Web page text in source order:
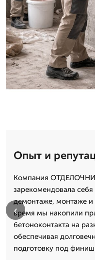
Опыт и
Компания
зарекомендовала
демонтаже, монтаже и
время мы накопили
бетоноконтакта на
обеспечивая
подготовку под
‹